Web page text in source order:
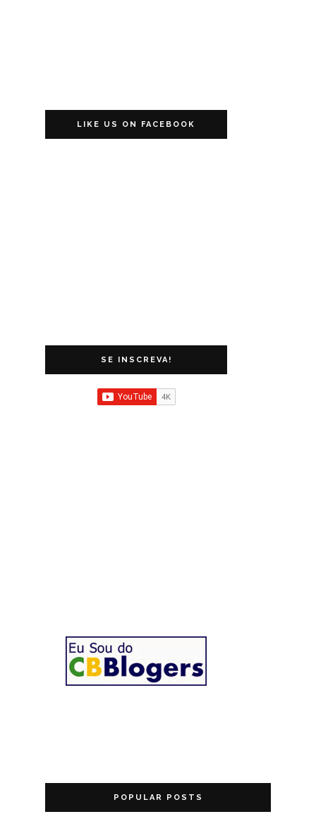
LIKE US ON FACEBOOK
SE INSCREVA!
POPULAR POSTS